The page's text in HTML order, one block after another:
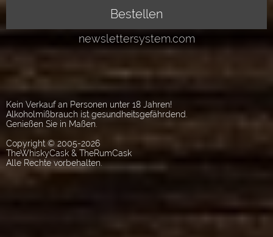
Kein Verkauf an Personen unter 18 Jahren!
Alkoholmißbrauch ist gesundheitsgefährdend.
Genießen Sie in Maßen.
Copyright © 2005-2026
TheWhiskyCask & TheRumCask
Alle Rechte vorbehalten.